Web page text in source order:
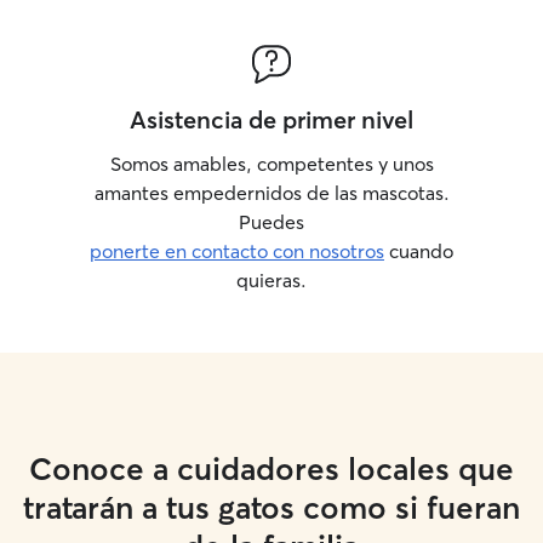
Asistencia de primer nivel
Somos amables, competentes y unos
amantes empedernidos de las mascotas.
Puedes
ponerte en contacto con nosotros cuando
quieras.
Conoce a cuidadores locales que
tratarán a tus gatos como si fueran